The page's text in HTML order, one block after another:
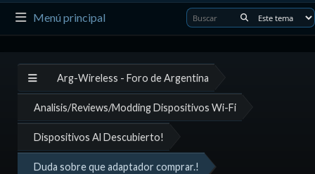
Menú principal
Arg-Wireless - Foro de Argentina
Analisis/Reviews/Modding Dispositivos Wi-Fi
Dispositivos Al Descubierto!
Duda sobre que adaptador comprar.!